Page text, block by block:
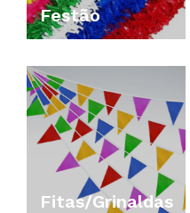
Festão
Fitas/Grinaldas